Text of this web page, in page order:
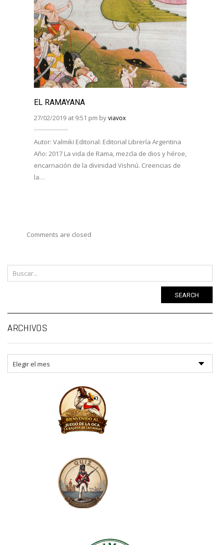
EL RAMAYANA
27/02/2019 at 9:51 pm byviavox
Autor: Valmiki Editorial: Editorial Librería Argentina
Año: 2017 La vida de Rama, mezcla de dios y héroe,
encarnación de la divinidad Vishnú. Creencias de
la…
Comments are closed
SEARCH
ARCHIVOS